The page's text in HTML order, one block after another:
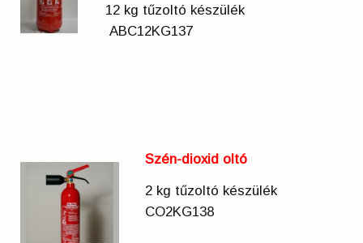
12 kg tűzoltó készülék
ABC12KG137
Szén-dioxid oltó
2 kg tűzoltó készülék
CO2KG138